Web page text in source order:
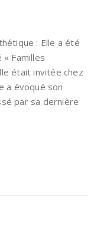
: Elle a été
Familles
était invitée chez
a évoqué son
par sa dernière